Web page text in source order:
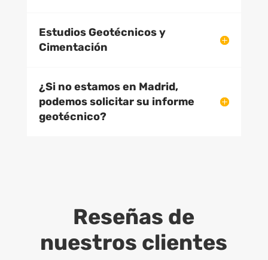
Estudios Geotécnicos y
Cimentación
¿Si no estamos en Madrid,
podemos solicitar su informe
geotécnico?
Reseñas de
nuestros clientes